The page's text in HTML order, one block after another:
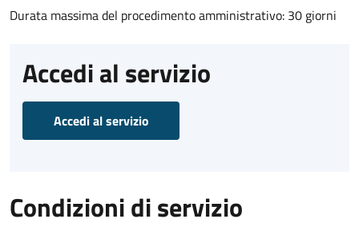
Durata massima del procedimento amministrativo: 30 giorni
Accedi al servizio
Accedi al servizio
Condizioni di servizio